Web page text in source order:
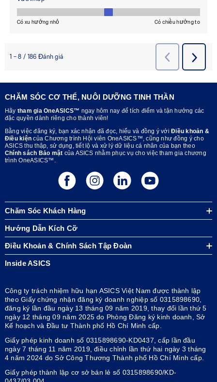
CHĂM SÓC CƠ THỂ, NUÔI DƯỠNG TINH THẦN
Hãy tham gia OneASICS™ ngay hôm nay để tích điểm và tận hưởng các
đặc quyền dành riêng cho thành viên!
Bằng việc đăng ký, bạn xác nhận đã đọc, hiểu và đồng ý với Điều khoản &
Điều kiện của Chương trình Hội viên OneASICS™, cũng như đồng ý cho
ASICS thu thập, sử dụng, tiết lộ và xử lý dữ liệu cá nhân của bạn theo
Chính sách Bảo mật của ASICS nhằm phục vụ cho việc tham gia chương
trình OneASICS™.
Chăm Sóc Khách Hàng
Hướng Dẫn Kích Cỡ
Điều Khoản & Chính Sách Tập Đoàn
Inside ASICS
Công ty trách nhiệm hữu hạn ASICS Việt Nam được thành lập
theo Giấy chứng nhận đăng ký doanh nghiệp số 0315898690,
đăng ký lần đầu ngày 13 tháng 09 năm 2019, thay đổi lần thứ 5
ngày 12 tháng 09 năm 2025 do Phòng Đăng ký kinh doanh, Sở
Kế hoạch và Đầu tư Thành phố Hồ Chí Minh cấp.
Giấy phép kinh doanh số 0315898690-KD0437, cấp lần đầu
ngày 7 tháng 11 năm 2019, điều chỉnh lần thứ hai ngày 3 tháng
4 năm 2024 do Sở Công Thương Thành phố Hồ Chí Minh cấp.
Giấy phép thành lập cơ sở bán lẻ số 0315898690/KD-